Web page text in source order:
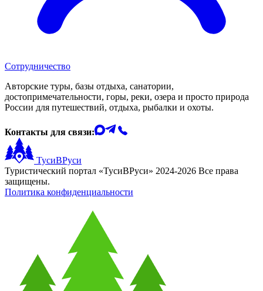
Сотрудничество
Авторские туры, базы отдыха, санатории,
достопримечательности, горы, реки, озера и просто природа
России для путешествий, отдыха, рыбалки и охоты.
Контакты для связи:
ТусиВРуси
Туристический портал «ТусиВРуси» 2024-2026 Все права
защищены.
Политика конфиденциальности